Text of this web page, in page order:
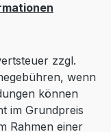
zzgl.
wenn
können
im Grundpreis
Rahmen einer